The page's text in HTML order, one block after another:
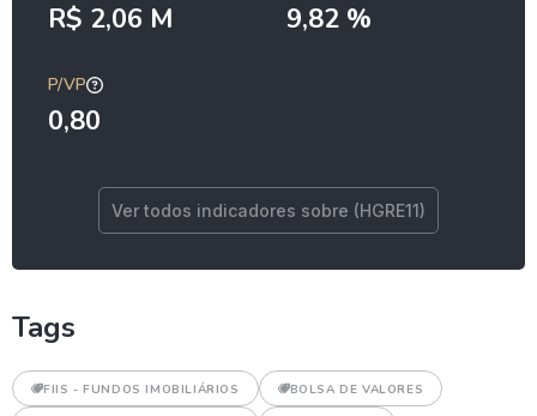
R$ 2,06 M 9,82 %
P/VP
0,80
Ver todos indicadores sobre (HGRE11)
Tags
FIIS - FUNDOS IMOBILIÁRIOS BOLSA DE VALORES